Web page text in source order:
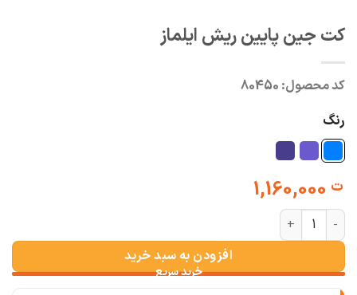
کت جین پایین ریش ایلماز
کد محصول:80450
رنگ
ت1,160,000
کت جین پایین ریش ایلماز عدد
افزودن به سبد خرید